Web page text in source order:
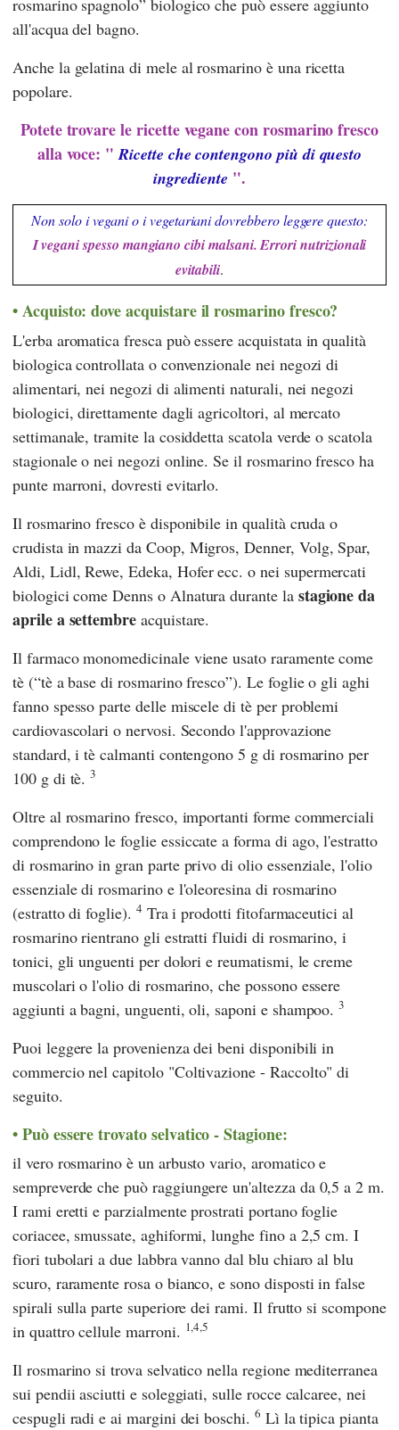
rosmarino spagnolo” biologico che può essere aggiunto
all'acqua del bagno.
Anche la gelatina di mele al rosmarino è una ricetta
popolare.
Potete trovare le ricette vegane con rosmarino fresco
alla voce: "Ricette che contengono più di questo
ingrediente ".
Non solo i vegani o i vegetariani dovrebbero leggere questo:
I vegani spesso mangiano cibi malsani. Errori nutrizionali
evitabili.
Acquisto: dove acquistare il rosmarino fresco?
L'erba aromatica fresca può essere acquistata in qualità
biologica controllata o convenzionale nei negozi di
alimentari, nei negozi di alimenti naturali, nei negozi
biologici, direttamente dagli agricoltori, al mercato
settimanale, tramite la cosiddetta scatola verde o scatola
stagionale o nei negozi online. Se il rosmarino fresco ha
punte marroni, dovresti evitarlo.
Il rosmarino fresco è disponibile in qualità cruda o
crudista in mazzi da Coop, Migros,Denner, Volg,Spar,
Aldi, Lidl,Rewe,Edeka, Hoferecc. o nei supermercati
biologici comeDennso Alnatura durante la stagione da
aprile a settembre acquistare.
Il farmaco monomedicinale viene usato raramente come
tè (“tè a base di rosmarino fresco”). Le foglie o gli aghi
fanno spesso parte delle miscele di tè per problemi
cardiovascolari o nervosi. Secondo l'approvazione
standard, i tè calmanti contengono 5 g di rosmarino per
100 g di tè.3
Oltre al rosmarino fresco, importanti forme commerciali
comprendono le foglie essiccate a forma di ago, l'estratto
di rosmarino in gran parte privo di olio essenziale, l'olio
essenziale di rosmarino e l'oleoresina di rosmarino
(estratto di foglie). 4 Tra i prodotti fitofarmaceutici al
rosmarino rientrano gli estratti fluidi di rosmarino, i
tonici, gli unguenti per dolori e reumatismi, le creme
muscolari o l'olio di rosmarino, che possono essere
aggiunti a bagni, unguenti, oli, saponi e shampoo.3
Puoi leggere la provenienza dei beni disponibili in
commercio nel capitolo "Coltivazione - Raccolto" di
seguito.
Può essere trovato selvatico - Stagione:
il vero rosmarino è un arbusto vario, aromatico e
sempreverde che può raggiungere un'altezza da 0,5 a 2 m.
I rami eretti e parzialmente prostrati portano foglie
coriacee, smussate, aghiformi, lunghe fino a 2,5 cm. I
fiori tubolari a due labbra vanno dal blu chiaro al blu
scuro, raramente rosa o bianco, e sono disposti in false
spirali sulla parte superiore dei rami. Il frutto si scompone
in quattro cellule marroni. 1,4,5
Il rosmarino si trova selvatico nella regione mediterranea
sui pendii asciutti e soleggiati, sulle rocce calcaree, nei
cespugli radi e ai margini dei boschi. 6 Lì la tipica pianta